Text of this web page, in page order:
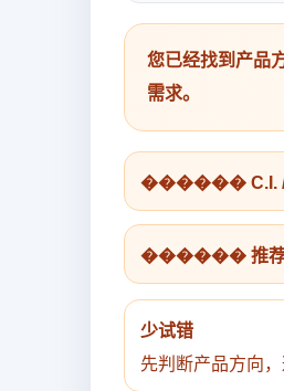
您已经找到产品
需求。
������ C.I. /
������ 推荐
少试错
先判断产品方向，